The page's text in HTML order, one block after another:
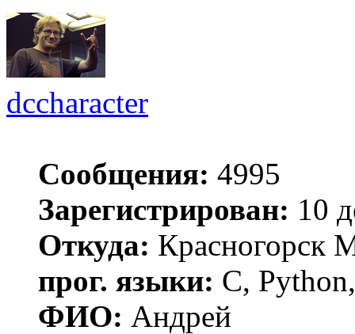
dccharacter
Сообщения: 4995
Зарегистрирован: 10
Откуда: Красногорск
прог. языки: C,
ФИО: Андрей